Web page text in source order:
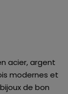
acier, argent
modernes et
de bon